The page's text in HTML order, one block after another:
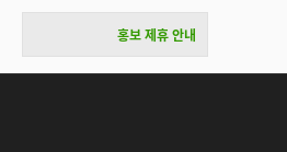
홍보 제휴 안내